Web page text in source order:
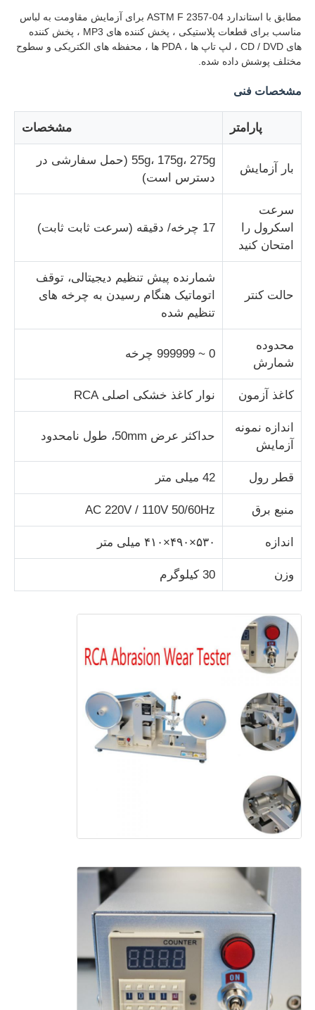
کارخانه تور
کنترل کیفیت
تماس با ما
درخواست نقل قول
تجهیزات تست آزمایشگاهی
اتاق آزمون محیطی
دستگاه تست جهانی
دستگاه تست ضربه
دستگاه آزمایش سایش
تجهیزات تست لاستیک
تجهیزات تست کفش
تجهیزات آزمایش مواد ساختمانی
تجهیزات آزمایش بسته بندی
تجهیزات آزمایش چسب
دستگاه تست پارچه
کنترل کننده دما و رطوبت
تست کننده سختی
مطابق با استاندارد ASTM F 2357-04 برای آزمایش مقاومت به لباس
مناسب برای قطعات پلاستیکی ، پخش کننده های MP3 ، پخش کننده
های CD / DVD ، لپ تاپ ها ، PDA ها ، محفظه های الکتریکی و سطوح
مختلف پوشش داده شده.
مشخصات فنی
پارامتر مشخصات
بار آزمایش
55g، 175g، 275g (حمل سفارشی در
دسترس است)
سرعت
اسکرول را
امتحان کنید
17 چرخه/ دقیقه (سرعت ثابت ثابت)
حالت کنتر
شمارنده پیش تنظیم دیجیتالی، توقف
اتوماتیک هنگام رسیدن به چرخه های
تنظیم شده
محدوده
شمارش
0 ~ 999999 چرخه
کاغذ آزمون نوار کاغذ خشکی اصلی RCA
اندازه نمونه
آزمایش
حداکثر عرض 50mm، طول نامحدود
قطر رول 42 میلی متر
منبع برق AC 220V / 110V 50/60Hz
اندازه ۵۳۰×۴۹۰×۴۱۰ میلی متر
وزن 30 کیلوگرم